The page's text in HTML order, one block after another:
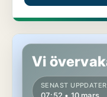
Butikslokal på
Vi
SENAST